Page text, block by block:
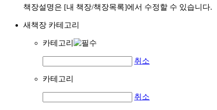
책장설명은 [내 책장/책장목록]에서 수정할 수 있습니다.
새책장 카테고리
카테고리
취소
카테고리
취소